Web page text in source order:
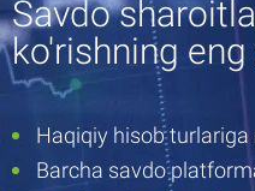
Savdo
ko'rishning
Haqiqiy hisob turlariga
Barcha savdo